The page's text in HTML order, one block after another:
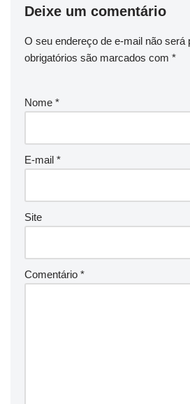
Deixe um comentário
O seu endereço de e-mail não será
obrigatórios são marcados com *
Nome *
E-mail *
Site
Comentário *